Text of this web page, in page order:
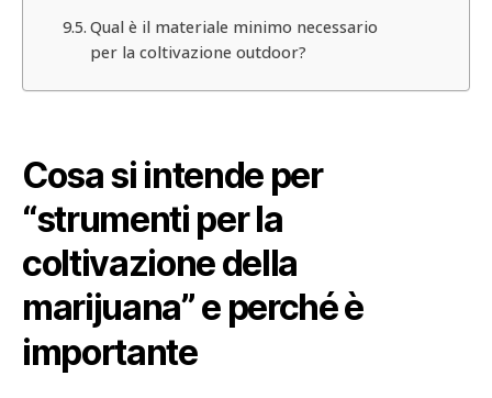
Qual è il materiale minimo necessario
per la coltivazione outdoor?
Cosa si intende per
“strumenti per la
coltivazione della
marijuana” e perché è
importante